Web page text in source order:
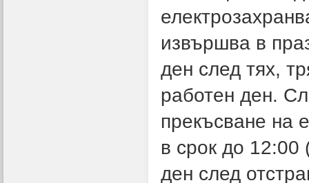
извършва в
ден след тях,
работен ден.
прекъсване на
в срок до 12:00
ден след